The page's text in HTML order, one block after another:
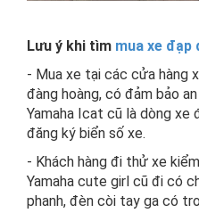
Lưu ý khi tìm mua xe đạp
- Mua xe tại các cửa hàng
đàng hoàng, có đảm bảo
Yamaha Icat cũ là dòng xe
đăng ký biển số xe.
- Khách hàng đi thử xe
Yamaha cute girl cũ đi có
phanh, đèn còi tay ga có